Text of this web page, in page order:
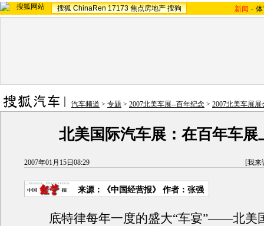
搜狐 ChinaRen 17173 焦点房地产 搜狗 新闻 -
汽车频道 > 专题 > 2007北美车展--百年纪念 > 2007北美车展展
北美国际汽车展：在百年车展
2007年01月15日08:29 [我来
来源：《中国经营报》 作者：张强
底特律每年一度的盛大“车宴”——北美